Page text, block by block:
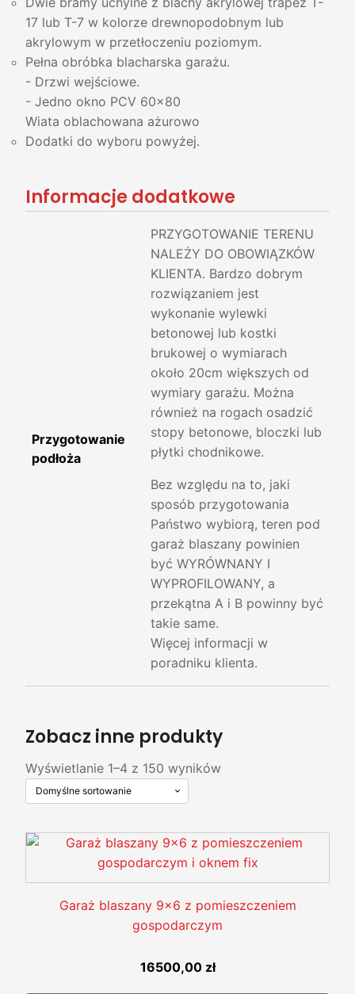
17 lub T-7 w kolorze drewnopodobnym lub
akrylowym w przetłoczeniu poziomym.
Pełna obróbka blacharska garażu.
- Drzwi wejściowe.
- Jedno okno PCV 60x80
Wiata oblachowana ażurowo
Dodatki do wyboru powyżej.
Informacje dodatkowe
Przygotowanie
podłoża
PRZYGOTOWANIE TERENU
NALEŻY DO OBOWIĄZKÓW
KLIENTA. Bardzo dobrym
rozwiązaniem jest
wykonanie wylewki
betonowej lub kostki
brukowej o wymiarach
około 20cm większych od
wymiary garażu. Można
również na rogach osadzić
stopy betonowe, bloczki lub
płytki chodnikowe.
Bez względu na to, jaki
sposób przygotowania
Państwo wybiorą, teren pod
garaż blaszany powinien
być WYRÓWNANY I
WYPROFILOWANY, a
przekątna A i B powinny być
takie same.
Więcej informacji w
poradniku klienta.
Zobacz inne produkty
Wyświetlanie 1–4 z 150 wyników
Garaż blaszany 9x6 z pomieszczeniem
gospodarczym
16500,00 zł